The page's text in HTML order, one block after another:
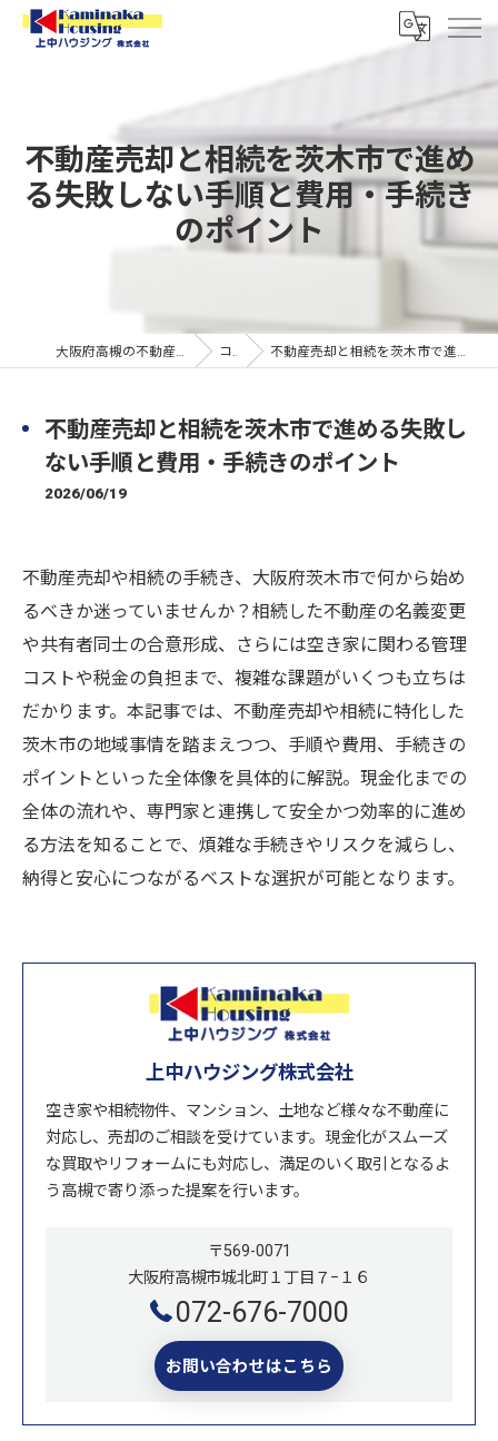
不動産売却と相続を茨木市で進め
る失敗しない手順と費用・手続き
のポイント
大阪府高槻の不動産なら上中ハウジング株式会社 コラム 不動産売却と相続を茨木市で進める失敗しない手順と費用・手続きのポイント
不動産売却と相続を茨木市で進める失敗し
ない手順と費用・手続きのポイント
2026/06/19
不動産売却や相続の手続き、大阪府茨木市で何から始め
るべきか迷っていませんか？相続した不動産の名義変更
や共有者同士の合意形成、さらには空き家に関わる管理
コストや税金の負担まで、複雑な課題がいくつも立ちは
だかります。本記事では、不動産売却や相続に特化した
茨木市の地域事情を踏まえつつ、手順や費用、手続きの
ポイントといった全体像を具体的に解説。現金化までの
全体の流れや、専門家と連携して安全かつ効率的に進め
る方法を知ることで、煩雑な手続きやリスクを減らし、
納得と安心につながるベストな選択が可能となります。
上中ハウジング株式会社
空き家や相続物件、マンション、土地など様々な不動産に
対応し、売却のご相談を受けています。現金化がスムーズ
な買取やリフォームにも対応し、満足のいく取引となるよ
う高槻で寄り添った提案を行います。
〒569-0071
大阪府高槻市城北町１丁目７−１６
072-676-7000
お問い合わせはこちら